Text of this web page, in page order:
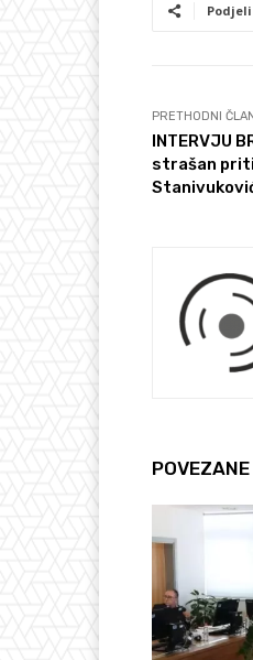
Podjeli
PRETHODNI
INTERVJU
strašan